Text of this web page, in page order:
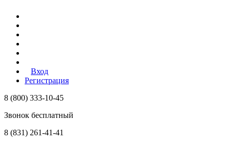
Вход
Регистрация
8 (800) 333-10-45
Звонок бесплатный
8 (831) 261-41-41